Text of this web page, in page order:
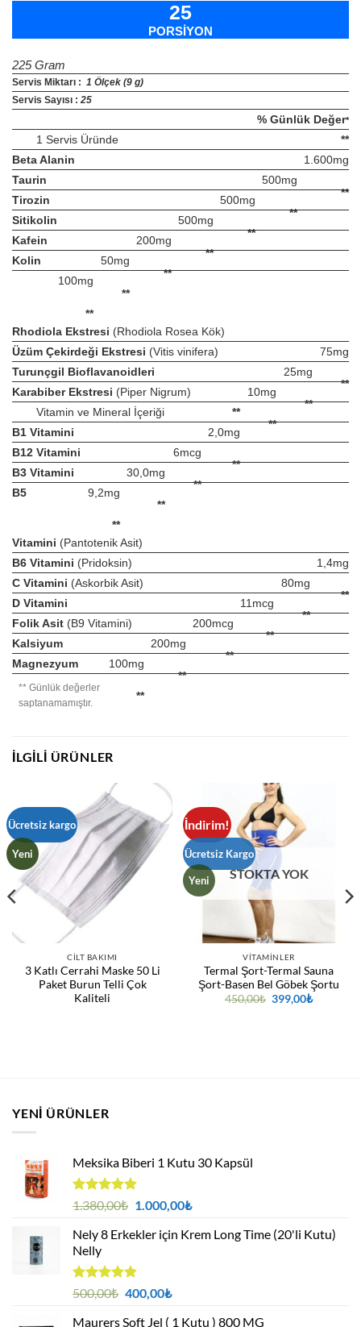
25
PORSİYON
225 Gram
Servis Miktarı : 1 Ölçek (9 g)
Servis Sayısı : 25
% Günlük Değer*
**
1 Servis Üründe
1.600mg
**
Beta Alanin
500mg
**
Taurin
500mg
**
Tirozin
500mg
**
Sitikolin
200mg
**
Kafein
50mg
**
Kolin
100mg
**
Rhodiola Ekstresi (Rhodiola Rosea Kök)
75mg
**
Üzüm Çekirdeği Ekstresi (Vitis vinifera)
25mg
**
Turunçgil Bioflavanoidleri
10mg
**
Karabiber Ekstresi (Piper Nigrum)
**
Vitamin ve Mineral İçeriği
2,0mg
**
B1 Vitamini
6mcg
**
B12 Vitamini
30,0mg
**
B3 Vitamini
9,2mg
**
B5
Vitamini (Pantotenik Asit)
1,4mg
**
B6 Vitamini (Pridoksin)
80mg
**
C Vitamini (Askorbik Asit)
11mcg
**
D Vitamini
200mcg
**
Folik Asit (B9 Vitamini)
200mg
**
Kalsiyum
100mg
**
Magnezyum
** Günlük değerler
saptanamamıştır.
İLGILI ÜRÜNLER
Ücretsiz kargo
Yeni
CILT BAKIMI
3 Katlı Cerrahi Maske 50 Li
Paket Burun Telli Çok
Kaliteli
İndirim!
Ücretsiz Kargo
Yeni STOKTA YOK
VITAMINLER
Termal Şort-Termal Sauna
Şort-Basen Bel Göbek Şortu
450,00₺ Orijinal
fiyat:
399,00₺Şu
YENI ÜRÜNLER
Meksika Biberi 1 Kutu 30 Kapsül
5 üzerinden
oy
aldı
1.380,00₺ Orijinal
1.380,00₺.
1.000,00₺Şu
fiyat:
Nely 8 Erkekler için Krem Long Time (20'li Kutu)
Nelly
5 üzerinden
oy
aldı
500,00₺ Orijinal
400,00₺Şu
Maurers Soft Jel ( 1 Kutu ) 800 MG